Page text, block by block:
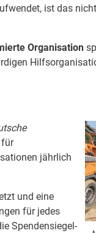
ist das
Organisation
für
jährlich
und eine
für jedes
Spendensiegel-